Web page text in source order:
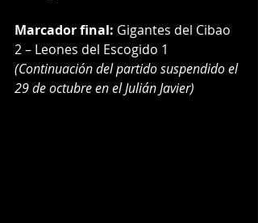
Marcador final: Gigantes del Cibao
2 – Leones del Escogido 1
(Continuación del partido suspendido el
29 de octubre en el Julián Javier)